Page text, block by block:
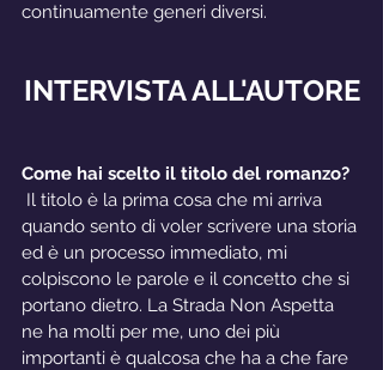
continuamente generi diversi.
INTERVISTA ALL'AUTORE
Come hai scelto il titolo del romanzo?
Il titolo è la prima cosa che mi arriva
quando sento di voler scrivere una storia
ed è un processo immediato, mi
colpiscono le parole e il concetto che si
portano dietro. La Strada Non Aspetta
ne ha molti per me, uno dei più
importanti è qualcosa che ha a che fare